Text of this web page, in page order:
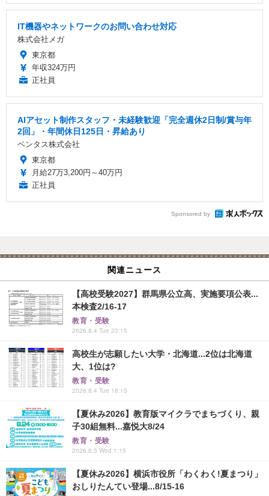
IT機器やネットワークのお問い合わせ対応
株式会社メガ
東京都
年収324万円
正社員
AIアセット制作スタッフ・未経験歓迎「完全週休2日制/賞与年
2回」・年間休日125日・昇給あり
ベンタス株式会社
東京都
月給27万3,200円～40万円
正社員
Sponsored by
関連ニュース
【高校受験2027】群馬県公立高、実施要項公表...
本検査2/16-17
教育・受験
2026.8.4 Tue 23:15
高校生が志願したい大学・北海道...2位は北海道
大、1位は?
教育・受験
2026.8.4 Tue 18:15
【夏休み2026】教育版マイクラでまちづくり、親
子30組無料...嘉悦大8/24
教育・受験
2026.8.5 Wed 1:15
【夏休み2026】横浜市役所「わくわく!夏まつり」
おしりたんてい登場...8/15-16